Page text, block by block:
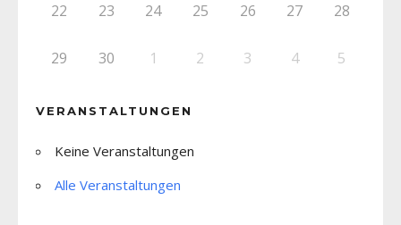
22 23 24 25 26 27 28
29 30 1 2 3 4 5
VERANSTALTUNGEN
Keine Veranstaltungen
Alle Veranstaltungen